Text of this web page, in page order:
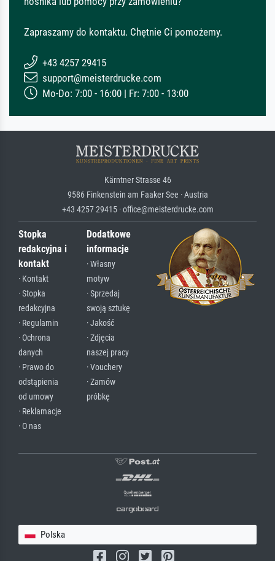
Zapraszamy do kontaktu. Chętnie Ci pomożemy.
+43 4257 29415
support@meisterdrucke.com
Mo-Do: 7:00 - 16:00 | Fr: 7:00 - 13:00
Kärntner Strasse 46
9586 Finkenstein am Faaker See · Austria
+43 4257 29415 · office@meisterdrucke.com
Stopka
redakcyjna i
kontakt
· Kontakt
· Stopka
redakcyjna
· Regulamin
· Ochrona
danych
· Prawo do
odstąpienia
od umowy
· Reklamacje
· O nas
Dodatkowe
informacje
· Własny
motyw
· Sprzedaj
swoją sztukę
· Jakość
· Zdjęcia
naszej pracy
· Vouchery
· Zamów
próbkę
Polska